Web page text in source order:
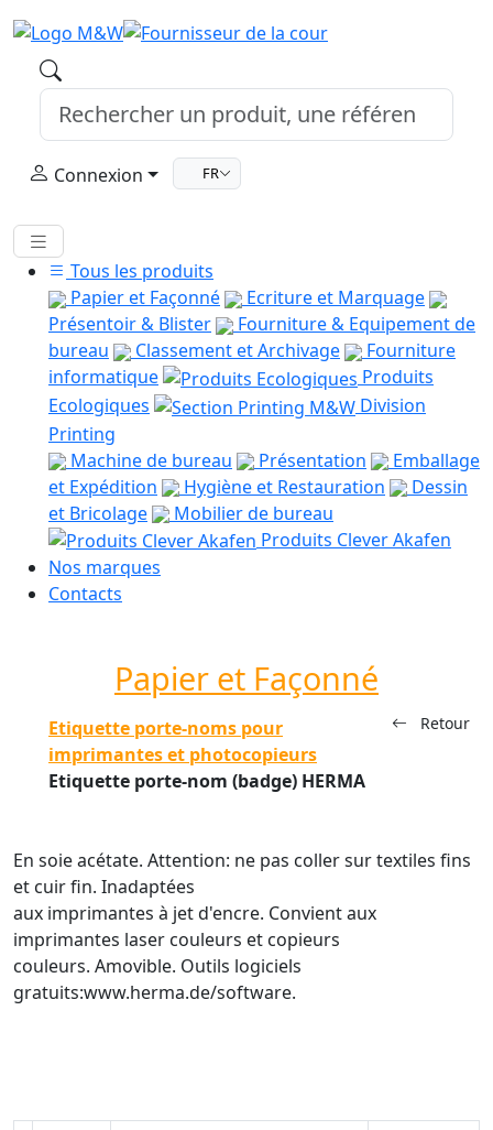
Connexion FR
Tous les produits
Papier et Façonné
Ecriture et Marquage
Présentoir & Blister
Fourniture & Equipement de
bureau
Classement et Archivage
Fourniture
informatique
Produits
Ecologiques
Division
Printing
Machine de bureau
Présentation
Emballage
et Expédition
Hygiène et Restauration
Dessin
et Bricolage
Mobilier de bureau
Produits Clever Akafen
Nos marques
Contacts
Papier et Façonné
Retour
Etiquette porte-noms pour
imprimantes et photocopieurs
Etiquette porte-nom (badge) HERMA
En soie acétate. Attention: ne pas coller sur textiles fins
et cuir fin. Inadaptées
aux imprimantes à jet d'encre. Convient aux
imprimantes laser couleurs et copieurs
couleurs. Amovible. Outils logiciels
gratuits:www.herma.de/software.